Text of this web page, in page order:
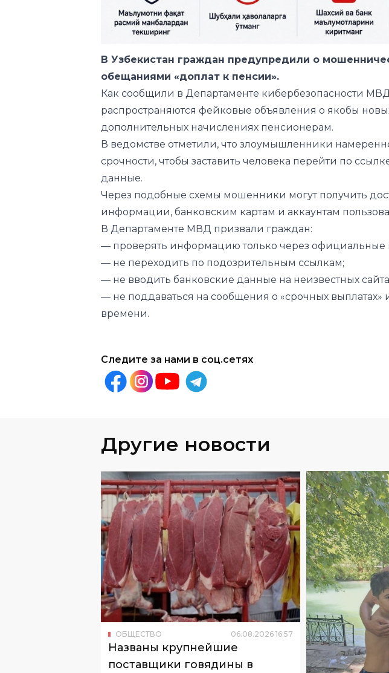
Узбекистанграждан предупредили о
обещаниями «доплат к пенсии».
распространяются фейковые объявления о якобы
дополнительных начислениях пенсионерам.
В ведомстве отметили, что злоумышленники
срочности, чтобы заставить человека перейти по
данные.
Через подобные схемы мошенники могут получить
информации, банковским картам и аккаунтам
В Департаменте МВД призвали граждан:
— проверять информацию только через официальные
— не переходить по подозрительным ссылкам;
— не вводить банковские данные на неизвестных
— не поддаваться на сообщения о «срочных выплатах»
времени.
Следите за нами в соц.сетях
Другие новости
ОБЩЕСТВО 06.08.2026 16 :57
Названы крупнейшие
поставщики говядины в
Узбекистан
Об этом сообщил Национальный комитет